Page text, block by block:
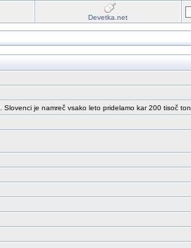
Devetka.net
je namreč vsako leto pridelamo kar 200 tisoč ton